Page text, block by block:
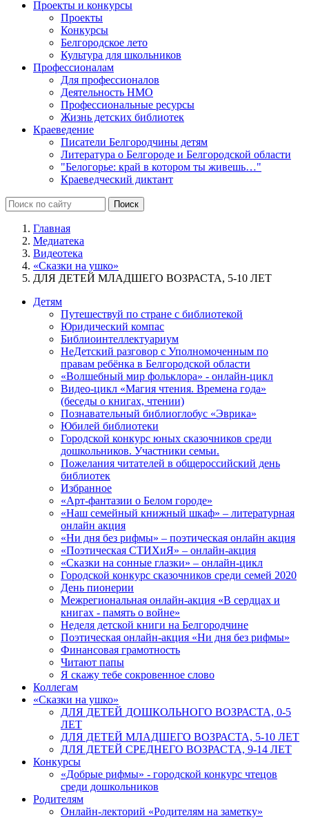
Проекты и конкурсы
Проекты
Конкурсы
Белгородское лето
Культура для школьников
Профессионалам
Для профессионалов
Деятельность НМО
Профессиональные ресурсы
Жизнь детских библиотек
Краеведение
Писатели Белгородчины детям
Литература о Белгороде и Белгородской области
"Белогорье: край в котором ты живешь…"
Краеведческий диктант
Главная
Медиатека
Видеотека
«Сказки на ушко»
ДЛЯ ДЕТЕЙ МЛАДШЕГО ВОЗРАСТА, 5-10 ЛЕТ
Детям
Путешествуй по стране с библиотекой
Юридический компас
Библиоинтеллектуариум
НеДетский разговор с Уполномоченным по
правам ребёнка в Белгородской области
«Волшебный мир фольклора» - онлайн-цикл
Видео-цикл «Магия чтения. Времена года»
(беседы о книгах, чтении)
Познавательный библиоглобус «Эврика»
Юбилей библиотеки
Городской конкурс юных сказочников среди
дошкольников. Участники семьи.
Пожелания читателей в общероссийский день
библиотек
Избранное
«Арт-фантазии о Белом городе»
«Наш семейный книжный шкаф» – литературная
онлайн акция
«Ни дня без рифмы» – поэтическая онлайн акция
«Поэтическая СТИХиЯ» – онлайн-акция
«Сказки на сонные глазки» – онлайн-цикл
Городской конкурс сказочников среди семей 2020
День пионерии
Межрегиональная онлайн-акция «В сердцах и
книгах - память о войне»
Неделя детской книги на Белгородчине
Поэтическая онлайн-акция «Ни дня без рифмы»
Финансовая грамотность
Читают папы
Я скажу тебе сокровенное слово
Коллегам
«Сказки на ушко»
ДЛЯ ДЕТЕЙ ДОШКОЛЬНОГО ВОЗРАСТА, 0-5
ЛЕТ
ДЛЯ ДЕТЕЙ МЛАДШЕГО ВОЗРАСТА, 5-10 ЛЕТ
ДЛЯ ДЕТЕЙ СРЕДНЕГО ВОЗРАСТА, 9-14 ЛЕТ
Конкурсы
«Добрые рифмы» - городской конкурс чтецов
среди дошкольников
Родителям
Онлайн-лекторий «Родителям на заметку»